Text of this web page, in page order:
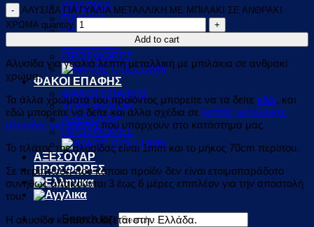
ΑΝΔΡΙΚΑ
ΠΑΙΔΙΚΑ
UNISEX
ΓΙΑ SPORT
ΠΡΟΣΦΟΡΕΣ
ΦΑΚΟΙ ΕΠΑΦΗΣ
ΦΑΚΟΙ ΕΠΑΦΗΣ
ΥΓΡΑ ΦΑΚΩΝ
ΑΞΕΣΟΥΑΡ
ΠΡΟΣΦΟΡΕΣ
ΑΞΕΣΟΥΑΡ
ΠΡΟΣΦΟΡΕΣ
Search for:
ΑΛΥΣΙΔΑ ΓΙΑ ΓΥΑΛΙΑ ΜΕΤΑΛΛΙΚΗ ΜΕ ΜΠΙΛΑΚΙ ΣΕ ΑΝΘΡΑΚΙ
ΧΡΩΜΑ quantity
Add to cart
Αλυσίδα για γυαλιά λεπτή μεταλλική με μπιλάκια σε ανθρακί
χρώμα.
Τα άλλα χρώματα του προϊόντος μπορείτε να τα δείτε εδώ, και
εδώ μπορείτε να δείτε και άλλα σχέδια σε λεπτές μεταλλικές
αλυσίδες για γυαλιάπου υπάρχουν στο κατάστημα μας.
Το πλάτος της αλυσίδας είναι 1mm και το μήκος 70cm περίπου.
Σε περίπτωση που κάποιο προϊόν δεν είναι ετοιμοπαράδοτο
συνήθως απαιτούνται 3 έως 6 μέρες επιπλέον για την αποστολή
του.
Η αλυσίδα κατασκευάζεται στην Ελλάδα.